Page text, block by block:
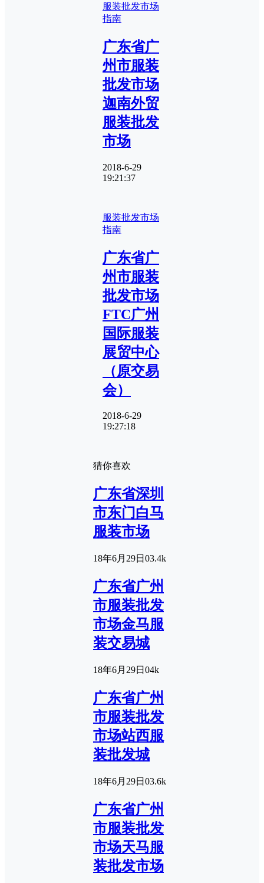
服装批发市场
指南
广东省广
州市服装
批发市场
迦南外贸
服装批发
市场
2018-6-29
19:21:37
服装批发市场
指南
广东省广
州市服装
批发市场
FTC广州
国际服装
展贸中心
（原交易
会）
2018-6-29
19:27:18
猜你喜欢
广东省深圳
市东门白马
服装市场
18年6月29日 03.4k
广东省广州
市服装批发
市场金马服
装交易城
18年6月29日 04k
广东省广州
市服装批发
市场站西服
装批发城
18年6月29日 03.6k
广东省广州
市服装批发
市场天马服
装批发市场